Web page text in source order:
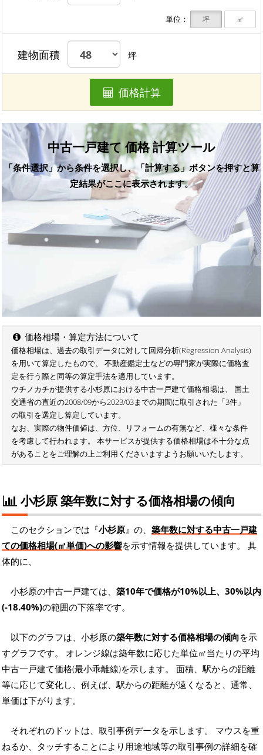
単位： 坪 ㎡
建物面積 坪
価格計算
中古一戸建て 価格 計算ツール
「条件選択」から条件を選択し、「計算する」ボタンを押すと算
定結果がここに表示されます。
価格相場・算定方法について
価格相場は、過去の取引データに対して回帰分析(Regression Analysis)
を用いて算定したもので、 不動産鑑定士などの専門家が実際に価格査
定を行う際と同等の算定手法を適用しています。
ウチノカチが提供する小杉原における中古一戸建て価格相場は、 国土
交通省の直近の2008/09から2023/03までの期間に取引された「3件」
の取引を選定し算定しています。
なお、実際の物件価値は、方位、リフォームの有無など、様々な条件
を考慮して行われます。 本サービスが提供する価格相場は不十分な点
があることをご理解の上ご利用くださいますようお願いいたします。
小杉原 築年数に対する価格相場の傾向
このセクションでは『小杉原』の、 築年数に対する中古一戸建
ての価格相場(㎡単価)への影響を示す情報を提供しています。 具
体的に、
小杉原の中古一戸建ては、 築10年で価格が10%以上、30%以内
(-18.40%)の範囲の下落率です。
以下のグラフは、小杉原の築年数に対する価格相場の傾向を示
すグラフです。 オレンジ線は築年数に応じた単位㎡当たりの平均
中古一戸建て価格(最小乖離線)を示します。 面積、駅からの距離
等に応じて変化し、例えば、駅からの距離が遠くなると、通常、
単価は下がります。
それぞれのドットは、取引事例データを示します。 マウスを重
ねるか、タッチすることにより用途地域等の取引事例の詳細を確